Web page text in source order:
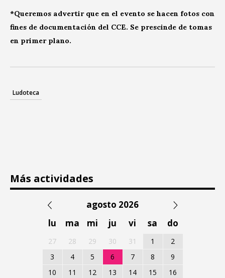
*Queremos advertir que en el evento se hacen fotos con
fines de documentación del CCE. Se prescinde de tomas
en primer plano.
Ludoteca
Más actividades
agosto 2026
lu
ma mi ju vi sa do
27 28 29 30 31 1
2
3
4 5 6 7 8
9
10
11 12 13 14 15
16